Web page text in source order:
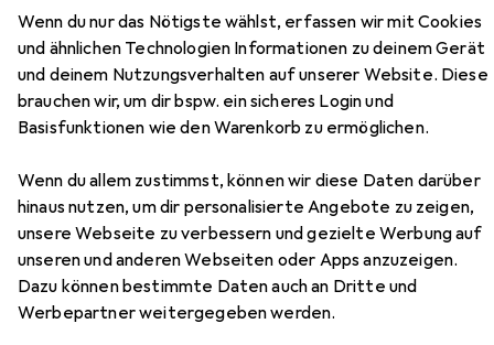
Wenn du nur das Nötigste wählst, erfassen wir mit Cookies
und ähnlichen Technologien Informationen zu deinem Gerät
und deinem Nutzungsverhalten auf unserer Website. Diese
brauchen wir, um dir bspw. ein sicheres Login und
Basisfunktionen wie den Warenkorb zu ermöglichen.
Wenn du allem zustimmst, können wir diese Daten darüber
hinaus nutzen, um dir personalisierte Angebote zu zeigen,
unsere Webseite zu verbessern und gezielte Werbung auf
unseren und anderen Webseiten oder Apps anzuzeigen.
Dazu können bestimmte Daten auch an Dritte und
Werbepartner weitergegeben werden.
114,79
NordluxTischleuchte MIB 6 GU10,
Schwarz
GU10
Zubehör für Nordlux Tischleuchte
MIB 6 GU10, Schwarz